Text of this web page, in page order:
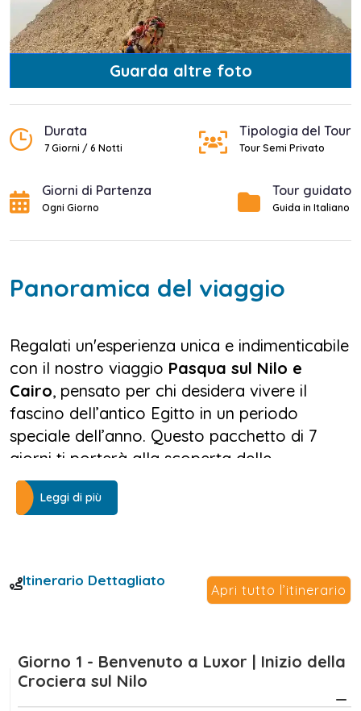
Guarda altre foto
Durata
7 Giorni / 6 Notti
Tipologia del Tour
Tour Semi Privato
Giorni di Partenza
Ogni Giorno
Tour guidato
Guida in Italiano
Panoramica del viaggio
Regalati un'esperienza unica e indimenticabile
con il nostro viaggio Pasqua sul Nilo e
Cairo, pensato per chi desidera vivere il
fascino dell’antico Egitto in un periodo
speciale dell’anno. Questo pacchetto di 7
giorni ti porterà alla scoperta delle
meraviglie archeologiche del Paese dei
Faraoni, combinando il relax di una crociera
Il viaggio inizia aLuxor
,, la culla dell'antica
Tebe, dove salperai per una suggestiva
motonave 5 stelle. Navigherai tra paesaggi
senza tempo, facendo tappa nei luoghi più
Tempio di Karnak,
Leggi di più
Itinerario Dettagliato
Apri tutto l’itinerario
Giorno 1 - Benvenuto a Luxor | Inizio della
Crociera sul Nilo